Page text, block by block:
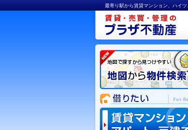
最寄り駅から賃貸マンション、ハイ